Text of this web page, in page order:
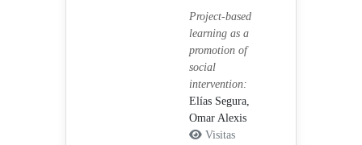
Project-based
learning as a
promotion of
social
intervention:
Elías Segura,
Omar Alexis
Visitas